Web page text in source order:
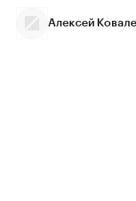
Алексей